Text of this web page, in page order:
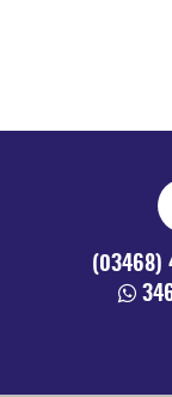
(03468)